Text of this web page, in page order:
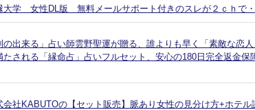
大学 女性DL版 無料メールサポート付きのスレが２ｃｈで・
の出来る」占い師雲野聖運が贈る、誰よりも早く「素敵な恋
たされる「縁命占」占いフルセット、安心の180日完全返金
会社KABUTOの【セット販売】脈あり女性の見分け方+ホテ